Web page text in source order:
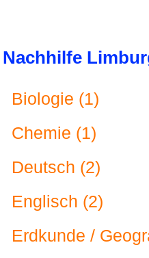
Nachhilfe
Biologie (1)
Chemie (1)
Deutsch (2)
Englisch (2)
Erdkunde /